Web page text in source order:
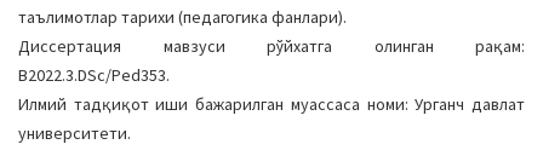
таълимотлар тарихи (педагогика фанлари).
Диссертация мавзуси рўйхатга олинган рақам:
B2022.3.DSc/Ped353.
Илмий тадқиқот иши бажарилган муассаса номи: Урганч давлат
университети.